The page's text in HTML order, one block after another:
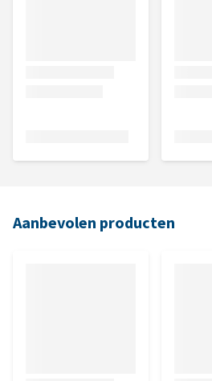
Aanbevolen producten